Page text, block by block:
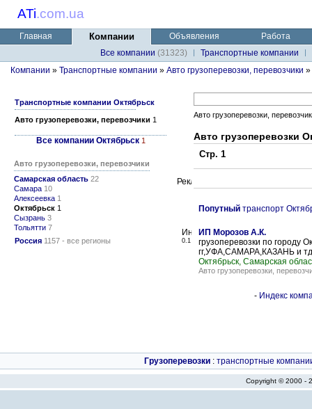
ATi.com.ua
Главная Компании Объявления
Работа
Все компании (31323)
Транспортные компании
Компании » Транспортные компании » Авто грузоперевозки, перевозчики »
Транспортные компании Октябрьск
Авто грузоперевозки, перевозчики 1
Все компании Октябрьск 1
Авто грузоперевозки, перевозчики
Самарская область 22
Самара 10
Алексеевка 1
Октябрьск 1
Сызрань 3
Тольятти 7
Россия 1157 - все регионы
Авто грузоперевозки,
Авто грузоперевозки
Стр. 1
Попутный транспорт
0.1
ИП Морозов А.К.
грузоперевозки по городу
гг,УФА,САМАРА,КАЗАНЬ и
Октябрьск, Самарская
Авто грузоперевозки,
- Индекс
Грузоперевозки : транспортные
Copyright © 2000 -